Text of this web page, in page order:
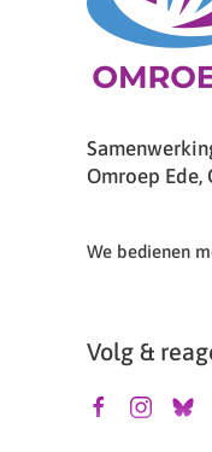
Omroep Ede,
We bedienen
Volg &